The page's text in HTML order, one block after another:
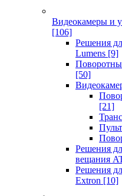
Видеокамеры и
[106]
Решения
Lumens [9]
[50]
[21]
Решения
вещания
Решения
Extron [10]